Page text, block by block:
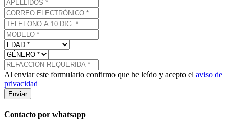
Al enviar este formulario confirmo que he leído y acepto el aviso de
privacidad
Enviar
Contacto por whatsapp